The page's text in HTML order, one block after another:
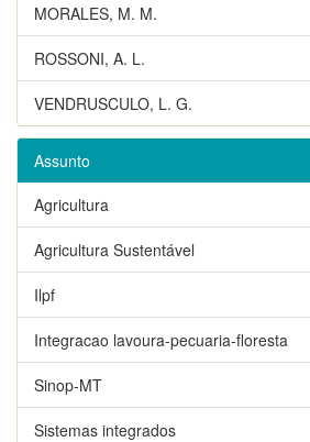
MORALES, M. M.
ROSSONI, A. L.
VENDRUSCULO, L. G.
Assunto
Agricultura
Agricultura Sustentável
Ilpf
Integracao lavoura-pecuaria-floresta
Sinop-MT
Sistemas integrados